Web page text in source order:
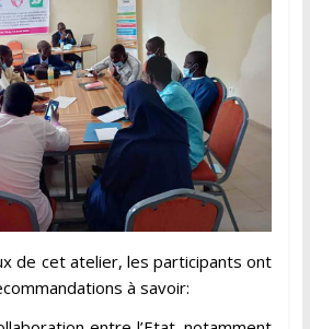
de cet atelier, les participants ont
à savoir: